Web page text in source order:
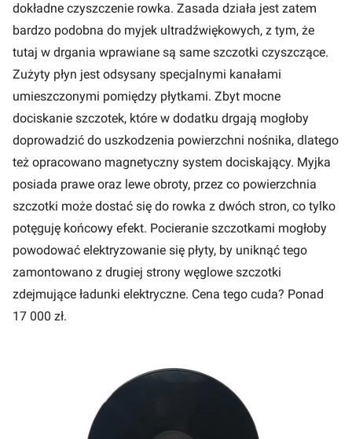
dokładne czyszczenie rowka. Zasada działa jest zatem
bardzo podobna do myjek ultradźwiękowych, z tym, że
tutaj w drgania wprawiane są same szczotki czyszczące.
Zużyty płyn jest odsysany specjalnymi kanałami
umieszczonymi pomiędzy płytkami. Zbyt mocne
dociskanie szczotek, które w dodatku drgają mogłoby
doprowadzić do uszkodzenia powierzchni nośnika, dlatego
też opracowano magnetyczny system dociskający. Myjka
posiada prawe oraz lewe obroty, przez co powierzchnia
szczotki może dostać się do rowka z dwóch stron, co tylko
potęguję końcowy efekt. Pocieranie szczotkami mogłoby
powodować elektryzowanie się płyty, by uniknąć tego
zamontowano z drugiej strony węglowe szczotki
zdejmujące ładunki elektryczne. Cena tego cuda? Ponad
17 000 zł.